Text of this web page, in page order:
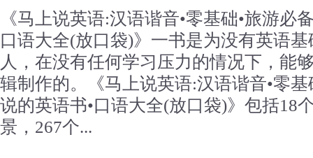
《马上说英语:汉语谐音•零基础•旅游必
口语大全(放口袋)》一书是为没有英语
人，在没有任何学习压力的情况下，能
辑制作的。《马上说英语:汉语谐音•零
说的英语书•口语大全(放口袋)》包括18
景，267个...